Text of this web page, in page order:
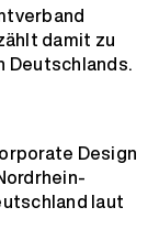
damit zu
Deutschlands.
Design
laut